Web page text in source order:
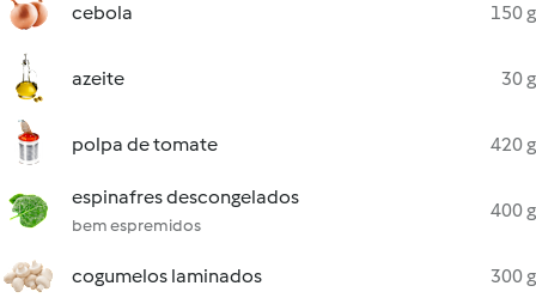
cebola 150 g
azeite 30 g
polpa de tomate 420 g
espinafres descongelados
bem espremidos
400 g
cogumelos laminados 300 g